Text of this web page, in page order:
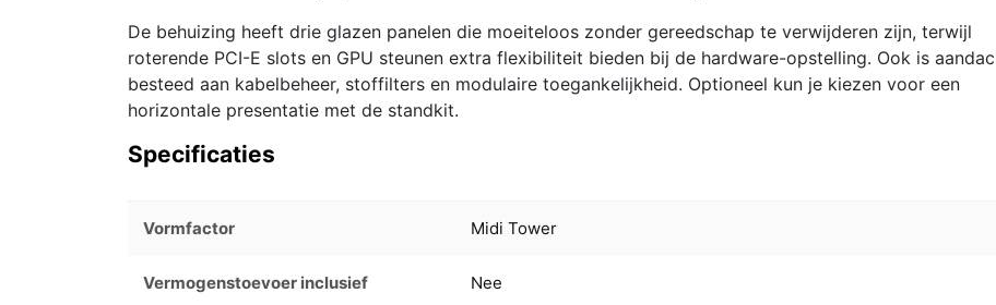
De behuizing heeft drie glazen panelen die moeiteloos zonder gereedschap te verwijderen zijn, terwijl
roterende PCI-E slots en GPU steunen extra flexibiliteit bieden bij de hardware-opstelling. Ook is
besteed aan kabelbeheer, stoffilters en modulaire toegankelijkheid. Optioneel kun je kiezen voor een
horizontale presentatie met de standkit.
Specificaties
Vormfactor Midi Tower
Vermogenstoevoer inclusief Nee